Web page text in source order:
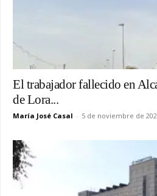
El trabajador fallecido en
de Lora...
María José Casal - 5 de noviembre de